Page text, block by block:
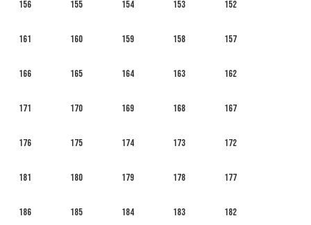
152
153
154
155
156
157
158
159
160
161
162
163
164
165
166
167
168
169
170
171
172
173
174
175
176
177
178
179
180
181
182
183
184
185
186